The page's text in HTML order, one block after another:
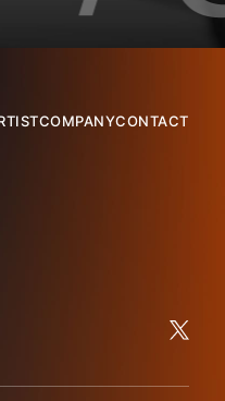
COMPANYCONTACT